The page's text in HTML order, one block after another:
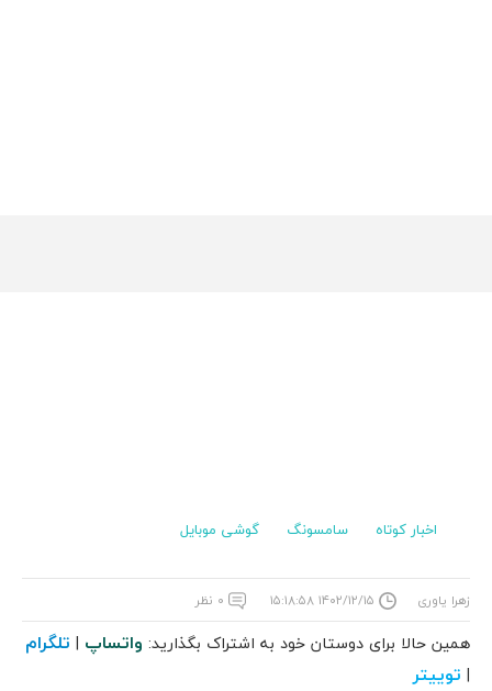
اخبار کوتاه سامسونگ گوشی موبایل
زهرا یاوری ۱۴۰۲/۱۲/۱۵ ۱۵:۱۸:۵۸ ۰ نظر
همین حالا برای دوستان خود به اشتراک بگذارید: واتساپ | تلگرام
| توییتر